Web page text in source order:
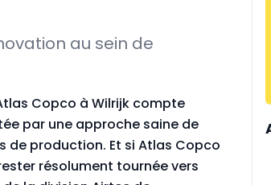
au sein de
Copco à Wilrijk compte
par une approche saine de
de production. Et si Atlas Copco
résolument tournée vers